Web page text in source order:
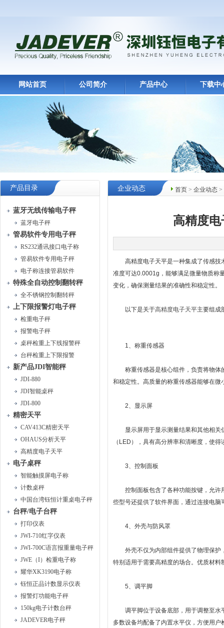
网站首页 公司简介 产品中心 下载中
产品目录
蓝牙无线传输电子秤
蓝牙电子秤
管易软件专用电子秤
RS232通讯接口电子称
管易软件专用电子秤
电子称连接管易软件
特殊全自动控制翻转秤
全不锈钢控制翻转秤
上下限报警灯电子秤
检重电子秤
报警电子秤
桌秤检重上下线报警秤
台秤检重上下限报警
新产品JDI智能秤
JDI-880
JDI智能桌秤
JDI-800
精密天平
CAV413C精密天平
OHAUS分析天平
高精度电子天平
电子桌秤
智能触摸屏电子称
计数桌秤
中国台湾钰恒计重桌电子秤
台秤/电子台秤
打印仪表
JWI-710红字仪表
JWI-700C语言报重量电子秤
JWE（I）检重电子称
耀华XK3190电子称
钰恒正品计数显示仪表
报警灯功能电子秤
150kg电子计数台秤
JADEVER电子秤
首页 > 企业动态 >
企业动态
高精度
高精度电子天平是一种集成了传感技
准度可达0.0001g，能够满足微量物质称
变化，确保测量结果的准确性和稳定性。
以下是关于高精度电子天平主要组成
1、称重传感器
称重传感器是核心组件，负责将物体
和稳定性。高质量的称重传感器能够在
2、显示屏
显示屏用于显示测量结果和其他相关
（LED），具有高分辨率和清晰度，使
3、控制面板
控制面板包含了各种功能按键，允许
些型号还提供了软件界面，通过连接电
4、外壳与防风罩
外壳不仅为内部组件提供了物理保护
特别适用于需要高精度的场合。优质材
5、调平脚
调平脚位于设备底部，用于调整至水
多数设备均配备了内置水平仪，方便用户